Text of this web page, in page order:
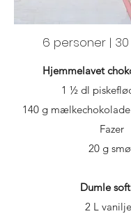
6 personer |
Hjemmelavet
1 ½ dl
140 g
Fazer
20 g
Dumle
2 L